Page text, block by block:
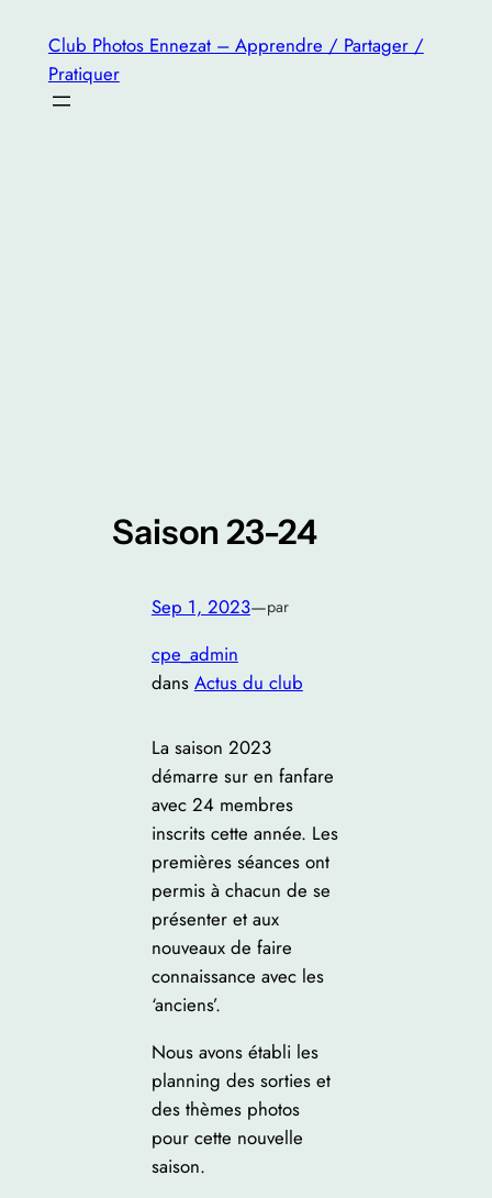
contenu
Club Photos Ennezat – Apprendre / Partager /
Pratiquer
Saison 23-24
Sep 1, 2023—par
cpe_admin
dans Actus du club
La saison 2023
démarre sur en fanfare
avec 24 membres
inscrits cette année. Les
premières séances ont
permis à chacun de se
présenter et aux
nouveaux de faire
connaissance avec les
‘anciens’.
Nous avons établi les
planning des sorties et
des thèmes photos
pour cette nouvelle
saison.